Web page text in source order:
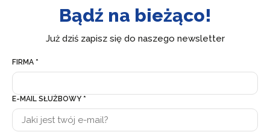
Bądź na bieżąco!
Już dziś zapisz się do naszego newsletter